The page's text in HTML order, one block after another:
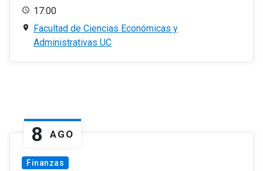
17:00
Facultad de Ciencias Económicas y
Administrativas UC
8 AGO
Finanzas